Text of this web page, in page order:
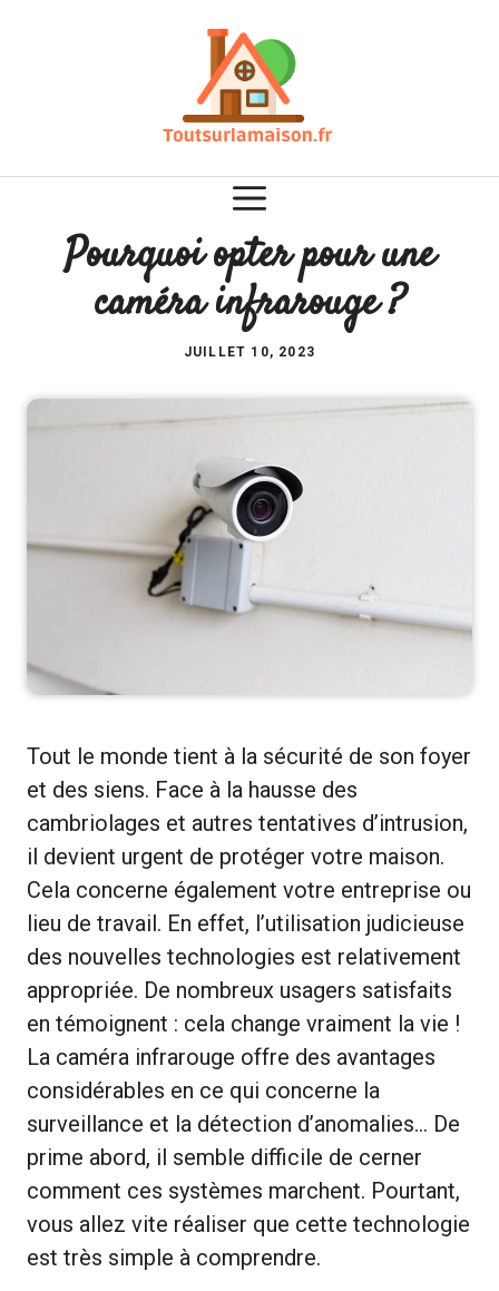
Pourquoi opter pour une
caméra infrarouge ?
JUILLET 10, 2023
Tout le monde tient à la sécurité de son foyer
et des siens. Face à la hausse des
cambriolages et autres tentatives d’intrusion,
il devient urgent de protéger votre maison.
Cela concerne également votre entreprise ou
lieu de travail. En effet, l’utilisation judicieuse
des nouvelles technologies est relativement
appropriée. De nombreux usagers satisfaits
en témoignent : cela change vraiment la vie !
La caméra infrarouge offre des avantages
considérables en ce qui concerne la
surveillance et la détection d’anomalies… De
prime abord, il semble difficile de cerner
comment ces systèmes marchent. Pourtant,
vous allez vite réaliser que cette technologie
est très simple à comprendre.